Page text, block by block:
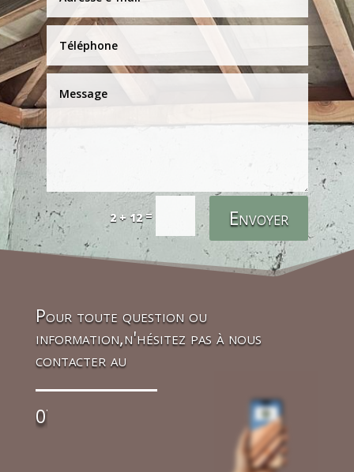
2 + 12= Envoyer
Pour toute question ou
information,n'hésitez pas à nous
contacter au
07 86 13 71 83